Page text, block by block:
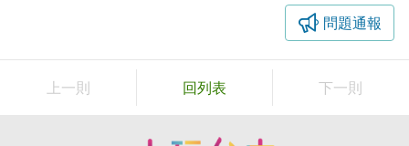
問題通報
上一則 回列表 下一則